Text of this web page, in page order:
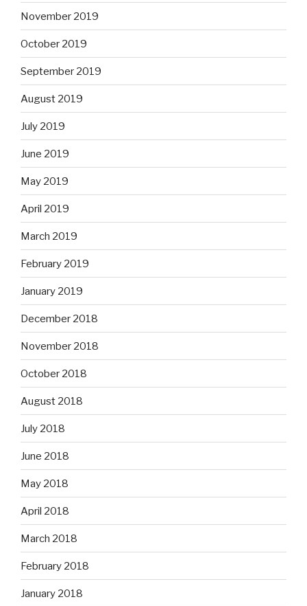
November 2019
October 2019
September 2019
August 2019
July 2019
June 2019
May 2019
April 2019
March 2019
February 2019
January 2019
December 2018
November 2018
October 2018
August 2018
July 2018
June 2018
May 2018
April 2018
March 2018
February 2018
January 2018